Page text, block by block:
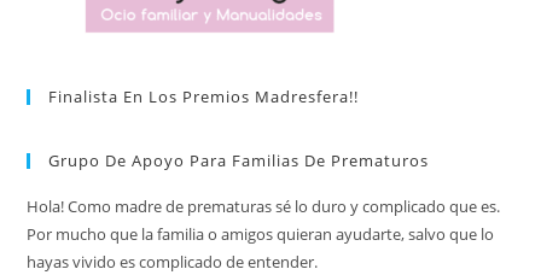
Finalista En Los Premios Madresfera!!
Grupo De Apoyo Para Familias De Prematuros
Hola! Como madre de prematuras sé lo duro y complicado que es.
Por mucho que la familia o amigos quieran ayudarte, salvo que lo
hayas vivido es complicado de entender.